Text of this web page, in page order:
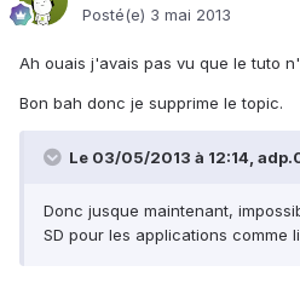
Posté(e) 3 mai 2013
Ah ouais j'avais pas vu que le tuto
Bon bah donc je supprime le topic.
Le 03/05/2013 à 12:14,
Donc jusque maintenant,
SD pour les applications comme